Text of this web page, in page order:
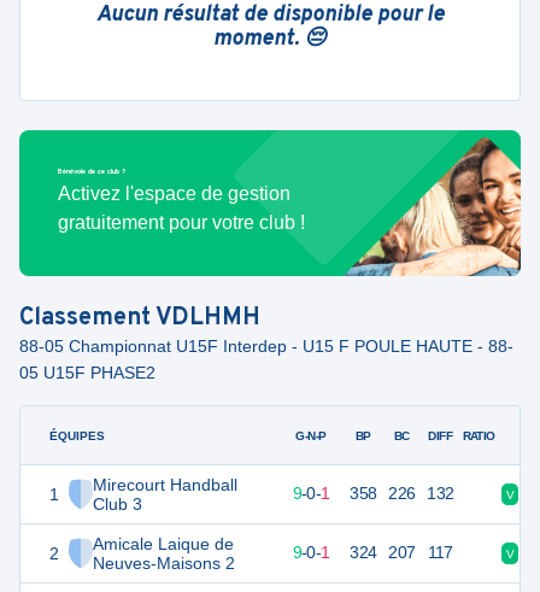
Aucun résultat de disponible pour le
moment. 😔
Bénévole de ce club ?
Activez l'espace de gestion
gratuitement pour votre club !
Classement VDLHMH
88-05 Championnat U15F Interdep - U15 F POULE HAUTE - 88-
05 U15F PHASE2
ÉQUIPES
1
Mirecourt Handball
Club 3
2
Amicale Laique de
Neuves-Maisons 2
G-N-P BP BC DIFF RATIO
28 9-0-1 358 226 132 V
28 9-0-1 324 207 117 V